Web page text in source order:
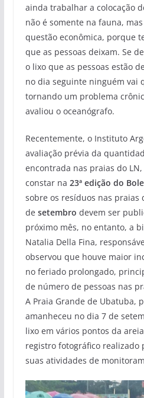
ainda trabalhar a colocação
não é somente na fauna,
questão econômica, porque
que as pessoas deixam. Se
o lixo que as pessoas estão
no dia seguinte ninguém vai
tornando um problema
avaliou o oceanógrafo.
Recentemente, o Instituto
avaliação prévia da
encontrada nas praias do
constar na 23ª edição do
sobre os resíduos nas praias
de setembro devem ser
próximo mês, no entanto, a
Natalia Della Fina,
observou que houve maior
no feriado prolongado,
de número de pessoas nas
A Praia Grande de Ubatuba,
amanheceu no dia 7 de
lixo em vários pontos da
registro fotográfico realizado
suas atividades de